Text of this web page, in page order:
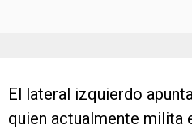
El lateral izquierdo
quien actualmente milita